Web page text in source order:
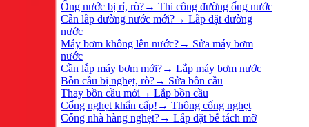
Ống nước bị rỉ, rò?→ Thi công đường ống nước
Cần lắp đường nước mới?→ Lắp đặt đường
nước
Máy bơm không lên nước?→ Sửa máy bơm
nước
Cần lắp máy bơm mới?→ Lắp máy bơm nước
Bồn cầu bị nghẹt, rò?→ Sửa bồn cầu
Thay bồn cầu mới → Lắp bồn cầu
Cống nghẹt khẩn cấp! → Thông cống nghẹt
Cống nhà hàng nghẹt?→ Lắp đặt bể tách mỡ